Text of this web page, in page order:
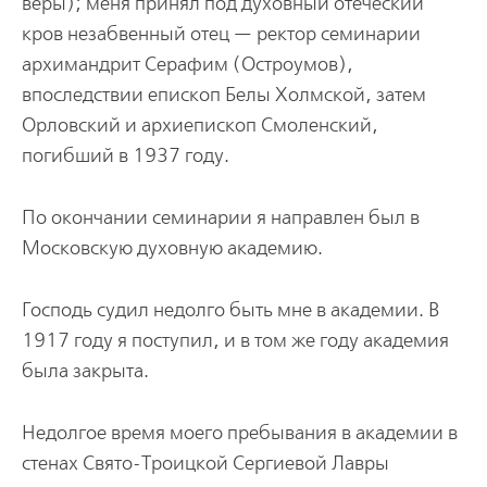
кров незабвенный отец — ректор семинарии
архимандрит Серафим (Остроумов),
впоследствии епископ Белы Холмской, затем
Орловский и архиепископ Смоленский,
погибший в 1937 году.
По окончании семинарии я направлен был в
Московскую духовную академию.
Господь судил недолго быть мне в академии. В
1917 году я поступил, и в том же году академия
была закрыта.
Недолгое время моего пребывания в академии в
стенах Свято-Троицкой Сергиевой Лавры